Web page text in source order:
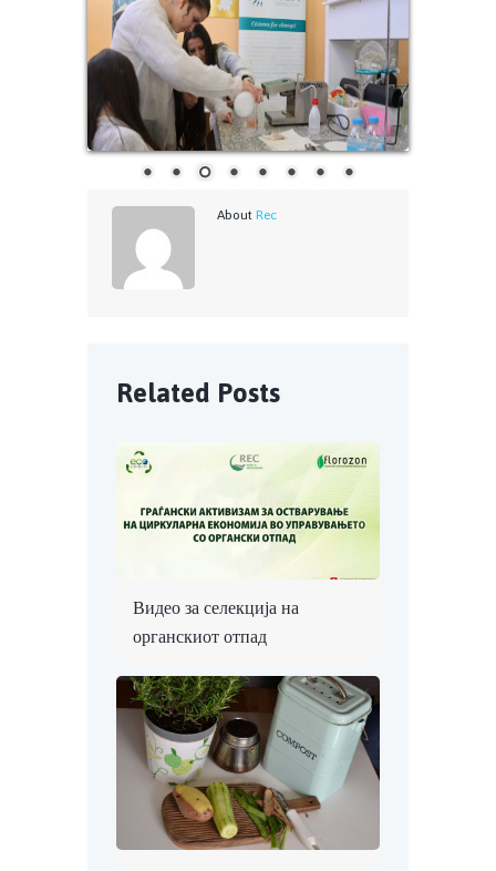
AboutRec
Related Posts
Видео за селекција на
органскиот отпад